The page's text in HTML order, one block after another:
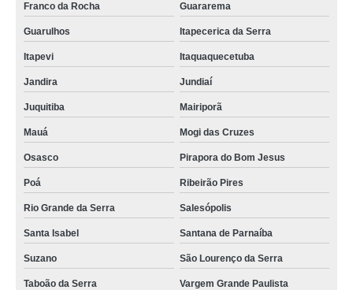
Franco da Rocha Guararema
Guarulhos Itapecerica da Serra
Itapevi Itaquaquecetuba
Jandira Jundiaí
Juquitiba Mairiporã
Mauá Mogi das Cruzes
Osasco Pirapora do Bom Jesus
Poá Ribeirão Pires
Rio Grande da Serra Salesópolis
Santa Isabel Santana de Parnaíba
Suzano São Lourenço da Serra
Taboão da Serra
Vargem Grande Paulista